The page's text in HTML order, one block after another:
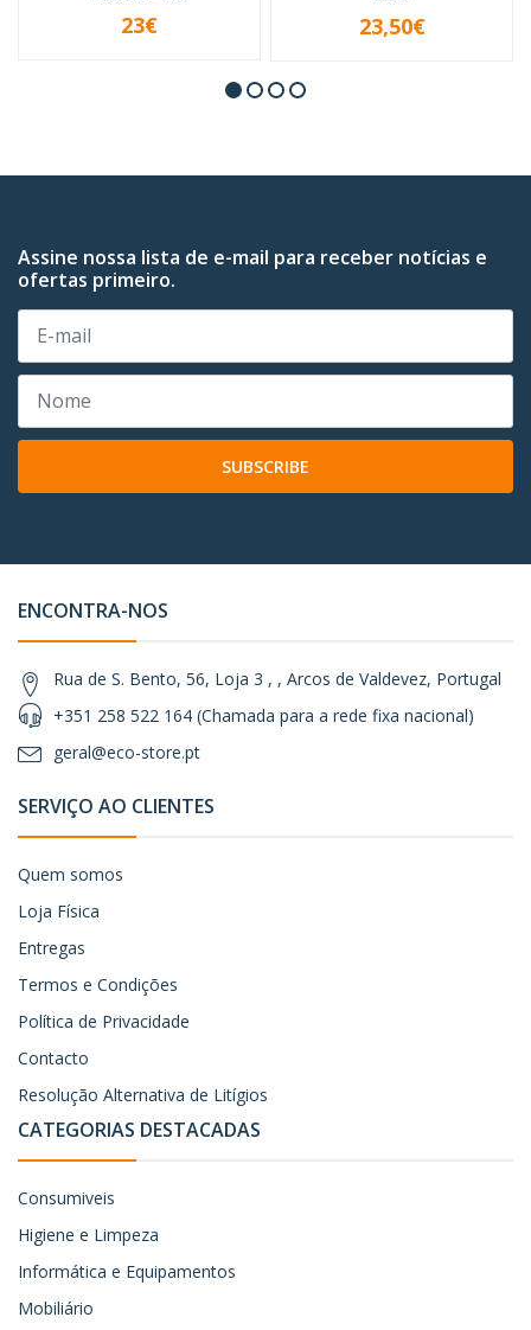
+
23€ VER OPÇÕES
23,50€
Assine nossa lista de e-mail para receber notícias e
ofertas primeiro.
SUBSCRIBE
ENCONTRA-NOS
Rua de S. Bento, 56, Loja 3 , , Arcos de Valdevez, Portugal
+351 258 522 164 (Chamada para a rede fixa nacional)
geral@eco-store.pt
SERVIÇO AO CLIENTES
Quem somos
Loja Física
Entregas
Termos e Condições
Política de Privacidade
Contacto
Resolução Alternativa de Litígios
CATEGORIAS DESTACADAS
Consumiveis
Higiene e Limpeza
Informática e Equipamentos
Mobiliário